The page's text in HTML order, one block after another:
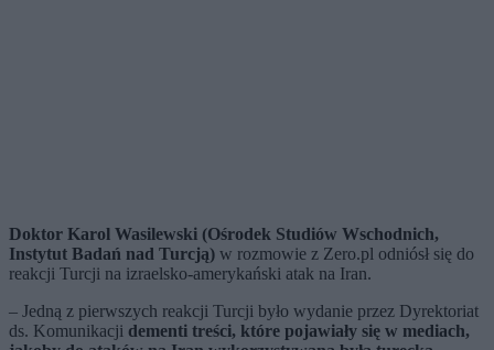
Doktor Karol Wasilewski (Ośrodek Studiów Wschodnich,
Instytut Badań nad Turcją) w rozmowie z Zero.pl odniósł się do
reakcji Turcji na izraelsko-amerykański atak na Iran.
– Jedną z pierwszych reakcji Turcji było wydanie przez Dyrektoriat
ds. Komunikacji dementi treści, które pojawiały się w mediach,